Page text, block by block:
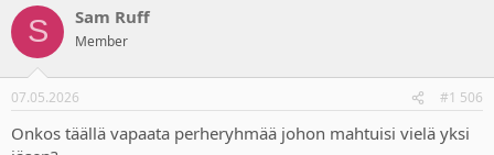
Minkään muun akkukäyttösen laitteen akku ei hupene tuollaista
tahtia käyttämättömänä.
S Sam Ruff
Member
07.05.2026 #1 506
Onkos täällä vapaata perheryhmää johon mahtuisi vielä yksi